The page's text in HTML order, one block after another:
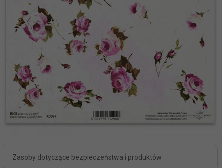
Zasoby dotyczące bezpieczeństwa i produktów